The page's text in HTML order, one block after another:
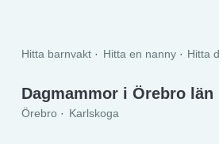
Hitta barnvakt Hitta en nanny Hitta
Dagmammor i Örebro län
Örebro Karlskoga